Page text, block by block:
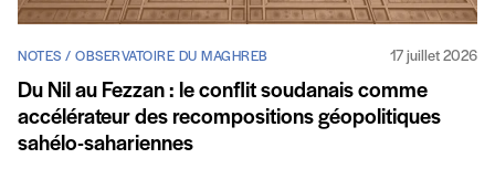
NOTES / OBSERVATOIRE DU MAGHREB 17 juillet 2026
Du Nil au Fezzan : le conflit soudanais comme
accélérateur des recompositions géopolitiques
sahélo-sahariennes